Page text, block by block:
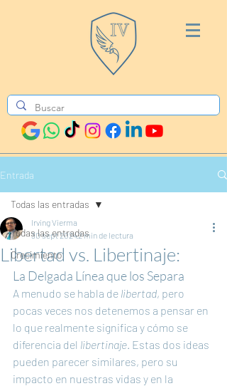
Entrada
Todas las entradas
Crecimiento
Todas las entradas
Libertad vs. Libertinaje:
Irving Vierma
30 sept 20242 min de lectura
La Delgada Línea que los Separa
A menudo se habla de libertad, pero
pocas veces nos detenemos a pensar en
lo que realmente significa y cómo se
diferencia del libertinaje. Estas dos ideas
pueden parecer similares, pero su
impacto en nuestras vidas y en la